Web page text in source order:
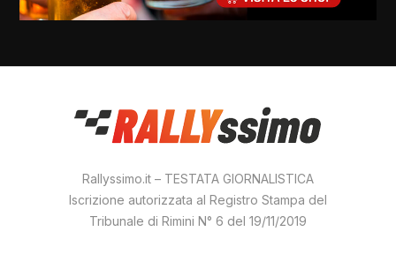
Rallyssimo.it – TESTATA GIORNALISTICA
Iscrizione autorizzata al Registro Stampa del
Tribunale di Rimini N° 6 del 19/11/2019